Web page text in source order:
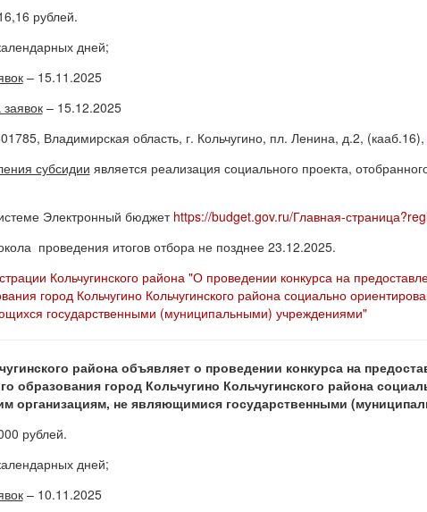
рублей.
дней;
– 15.11.2025
– 15.12.2025
Владимирская область, г. Кольчугино, пл. Ленина, д.2, (кааб.16),
субсидии является реализация социального проекта,
Электронный бюджет https://budget.gov.ru/Главная-
проведения итогов отбора не позднее 23.12.2025.
Кольчугинского района "О проведении конкурса на
город Кольчугино Кольчугинского района социально
государственными (муниципальными) учреждениями"
района объявляет о проведении конкурса на
образования город Кольчугино Кольчугинского района
организациям, не являющимися государственными
рублей.
дней;
– 10.11.2025